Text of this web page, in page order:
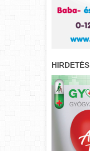
HIRDETÉS